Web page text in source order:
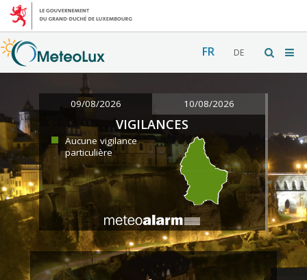
FR DE
09/08/2026 10/08/2026
VIGILANCES
Aucune vigilance
particulière